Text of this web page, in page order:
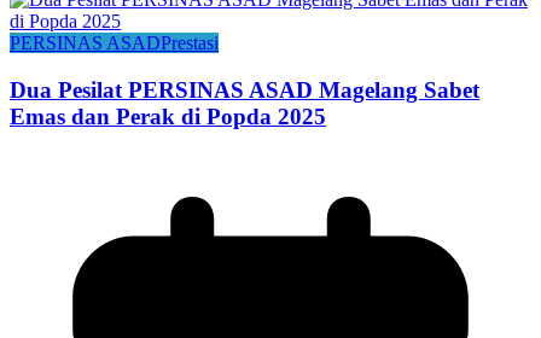
PERSINAS ASADPrestasi
Dua Pesilat PERSINAS ASAD Magelang Sabet
Emas dan Perak di Popda 2025